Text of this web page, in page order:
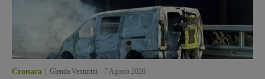
Cronaca Glenda Venturini 7 Agosto 2026